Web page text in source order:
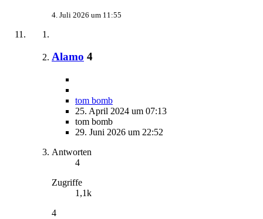
4. Juli 2026 um 11:55
Alamo 4
tom bomb
25. April 2024 um 07:13
tom bomb
29. Juni 2026 um 22:52
Antworten
4
Zugriffe
1,1k
4